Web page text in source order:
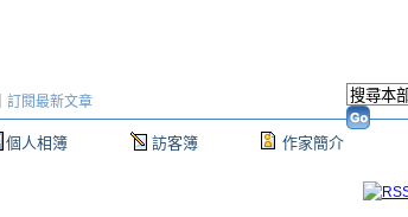
個人相簿 訪客簿 作家簡介
訂閱最新文章